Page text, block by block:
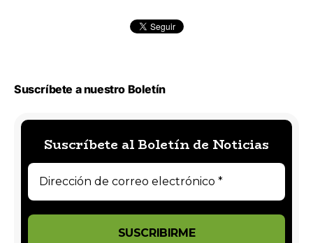
Suscríbete a nuestro Boletín
Suscríbete al Boletín de Noticias